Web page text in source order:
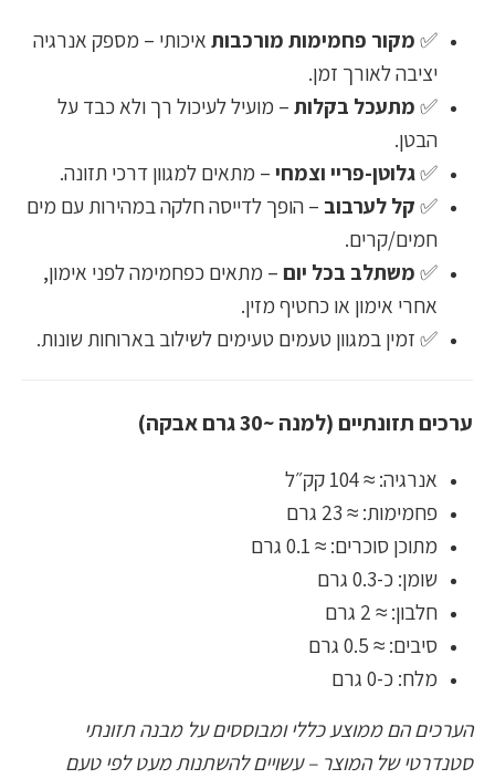
✅מקור פחמימות מורכבותאיכותי – מספק אנרגיה
יציבה לאורך זמן.
✅מתעכל בקלות– מועיל לעיכול רך ולא כבד על
הבטן.
✅גלוטן-פריי וצמחי– מתאים למגוון דרכי תזונה.
✅קל לערבוב – הופך לדייסה חלקה במהירות עם מים
חמים/קרים.
✅משתלב בכל יום – מתאים כפחמימה לפני אימון,
אחרי אימון או כחטיף מזין.
✅ זמין במגוון טעמים טעימים לשילוב בארוחות שונות.
ערכים תזונתיים (למנה ~30 גרם אבקה)
אנרגיה: ≈ 104 קק״ל
פחמימות: ≈ 23 גרם
מתוכן סוכרים: ≈ 0.1 גרם
שומן: כ-0.3 גרם
חלבון: ≈ 2 גרם
סיבים: ≈ 0.5 גרם
מלח: כ-0 גרם
הערכים הם ממוצע כללי ומבוססים על מבנה תזונתי
סטנדרטי של המוצר – עשויים להשתנות מעט לפי טעם